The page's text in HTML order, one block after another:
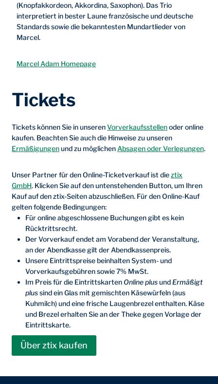
(Knopfakkordeon, Akkordina, Saxophon). Das Trio
interpretiert in bester Laune französische und deutsche
Standards sowie die bekanntesten Mundartlieder von
Marcel.
Marcel Adam Homepage
Tickets
Tickets können Sie in unserenVorverkaufsstellenoder online
kaufen. Beachten Sie auch die Hinweise zu unseren
Ermäßigungenund zu möglichen Absagen oder Verlegungen.
Unser Partner für den Online-Ticketverkauf ist dieztix
GmbH. Klicken Sie auf den untenstehenden Button, um Ihren
Kauf auf den ztix-Seiten abzuschließen. Für den Online-Kauf
gelten folgende Bedingungen:
Für online abgeschlossene Buchungen gibt es kein
Rücktrittsrecht.
Der Vorverkauf endet am Vorabend der Veranstaltung,
an der Abendkasse gilt der Abendkassenpreis.
Unsere Eintrittspreise beinhalten System- und
Vorverkaufsgebühren sowie 7% MwSt.
Im Preis für die Eintrittskarten Online plusund Ermäßigt
plussind ein Glas mit gemischten Käsewürfeln (aus
Kuhmilch) und eine frische Laugenbrezel enthalten. Käse
und Brezel erhalten Sie an der Theke gegen Vorlage der
Eintrittskarte.
Über ztix kaufen